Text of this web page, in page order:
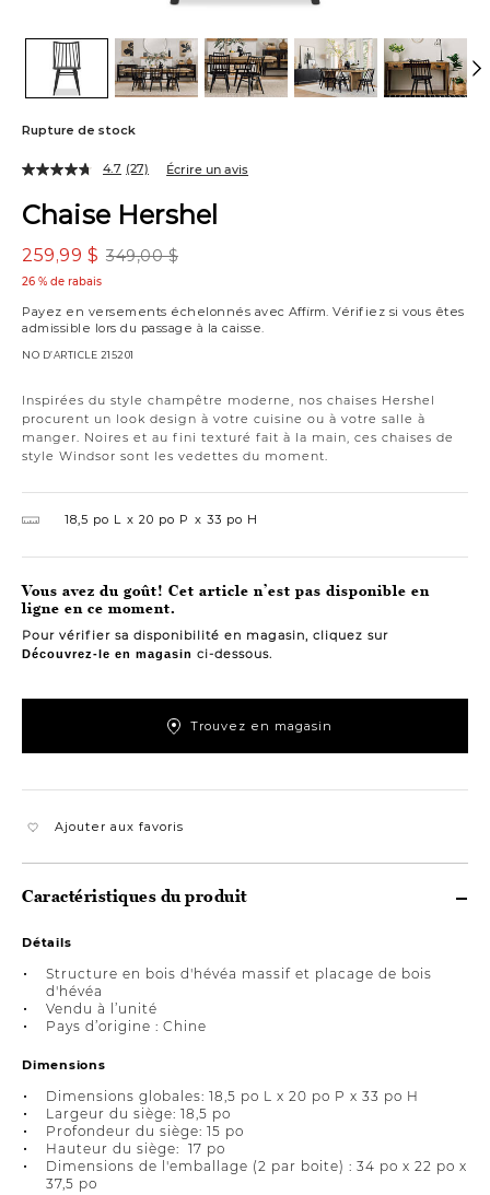
Rupture de stock
Chaise Hershel
349,00 $
259,99 $
26 % de rabais
Payez en versements échelonnés avec Affirm. Vérifiez si vous êtes
admissible lors du passage à la caisse.
NO D’ARTICLE 215201
Inspirées du style champêtre moderne, nos chaises Hershel
procurent un look design à votre cuisine ou à votre salle à
manger. Noires et au fini texturé fait à la main, ces chaises de
style Windsor sont les vedettes du moment.
4.7 (27) Écrire un avis
18,5 po L 20 po P 33 po H
Vous avez du goût! Cet article n’est pas disponible en
ligne en ce moment.
Pour vérifier sa disponibilité en magasin, cliquez sur
Découvrez-le en magasin ci-dessous.
Trouvez en magasin
Ajouter aux favoris
Caractéristiques du produit
Détails
Structure en bois d'hévéa massif et placage de bois
d'hévéa
Vendu à l’unité
Pays d’origine : Chine
Dimensions
Dimensions globales: 18,5 po L x 20 po P x 33 po H
Largeur du siège: 18,5 po
Profondeur du siège: 15 po
Hauteur du siège: 17 po
Dimensions de l'emballage (2 par boite) : 34 po x 22 po x
37,5 po